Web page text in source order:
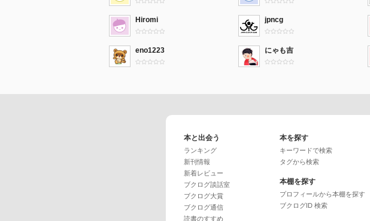
Hiromi jpncg
eno1223 にゃも吉
本と出会う
ランキング
新刊情報
新着レビュー
ブクログ談話室
ブクログ大賞
ブクログ通信
読書のすすめ
本を探す
キーワードで検索
タグから検索
本棚を探す
プロフィールから本棚を探す
ブクログID 検索